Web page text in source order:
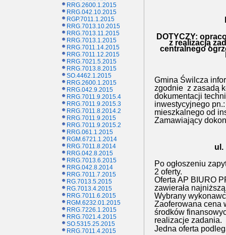
RRG.2600.1.2015
RRG.042.10.2015
RGP.7011.1.2015
RRG.7013.10.2015
RRG.7013.11.2015
RRG.7013.1.2015
RRG.7011.14.2015
RRG.7011.12.2015
RRG.7021.5.2015
RRG.7013.8.2015
SO.4462.1.2015
RRG.2600.1.2015
RRG.042.9.2015
RRG.7011.9.2015.4
RRG.7011.9.2015.3
RRG.7011.8.2014.2
RRG.7011.9.2015
RRG.7011.9.2015.2
RRG.061.1.2015
RGM.6721.1.2014
RRG.7011.8.2014
RRG.042.8.2015
RRG.7013.6.2015
RRG.042.8.2014
RRG.7011.7.2015
RG.7013.5.2015
RG.7013.4.2015
RRG.7011.6.2015
RGM.6232.01.2015
RRG.7226.1.2015
RRG.7021.4.2015
SO.5315.25.2015
RRG.7011.4.2015
DOTYCZY:
z realizacją
centralnego
Gmina Świlcza
zgodnie z zasadą
dokumentacji
inwestycyjnego
mieszkalnego od
Zamawiający
ul.
Po ogłoszeniu
2 oferty.
Oferta AP BIURO
zawierała
Wybrany
Zaoferowana cena
środków
realizacje zadania.
Jedna oferta